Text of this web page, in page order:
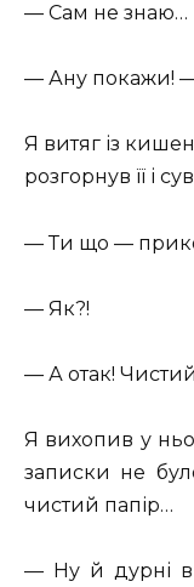
— Сам не знаю…
— Ану покажи!
Я витяг із
розгорнув її і
— Ти що —
— Як?!
— А отак!
Я вихопив у
записки не
чистий папір…
— Ну й дурні в